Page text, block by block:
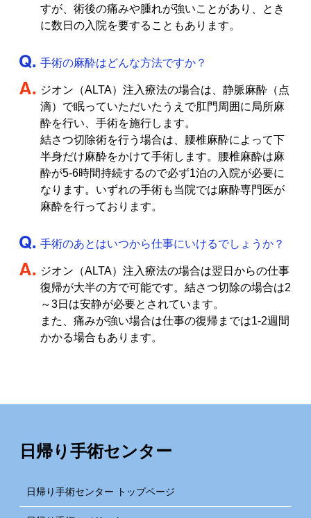
すが、術後の痛みや腫れが強いことがあり、とき
に数日の入院を要することもあります。
手術の麻酔はどんな方法ですか？
ジオン（ALTA）注入療法の場合は、静脈麻酔（点
滴）で眠っていただいたうえで肛門周囲に局所麻
酔を行い、手術を施行します。
結さつ切除術を行う場合は、腰椎麻酔によって下
半身だけ麻酔をかけて手術します。腰椎麻酔は麻
酔が5-6時間持続するので必ず1泊の入院が必要に
なります。いずれの手術も当院では麻酔専門医が
麻酔を行っております。
手術のあとはいつから仕事にいけるでしょうか？
ジオン（ALTA）注入療法の場合は翌日からの仕事
復帰が大半の方で可能です。結さつ切除の場合は2
～3日は安静が必要とされています。
また、痛みが強い場合は仕事の復帰までは1-2週間
かかる場合もあります。
日帰り手術センター
日帰り手術センター トップページ